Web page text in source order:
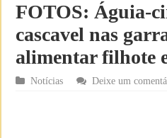
FOTOS: Águia-
cascavel nas
alimentar filhote
Notícias Deixe um